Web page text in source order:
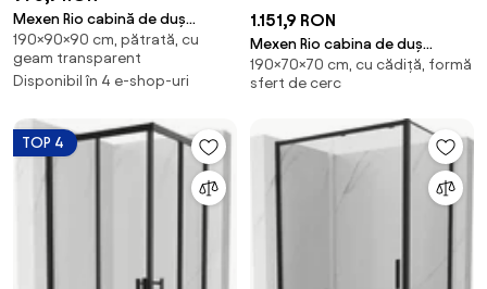
Mexen Rio cabină de duș
pătrată 90 x 90 cm, grafit,
negru - 860-090-090-70-40
190×90×90 cm, pătrată, cu
geam transparent
Disponibil în 4 e-shop-uri
1.151,9 RON
Mexen Rio cabina de duș
semicirculară 70 x 70 cm,
transparentă, cromată + cadă
00-4710
190×70×70 cm, cu cădiță, formă
sfert de cerc
TOP 4